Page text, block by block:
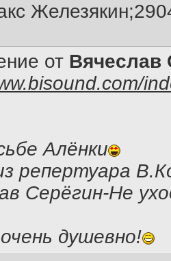
от Вячеслав
Алёнки
репертуара
Серёгин-Не
душевно!